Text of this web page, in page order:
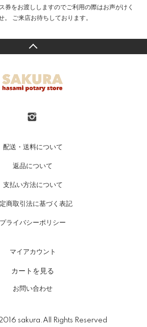
券をお渡ししますのでご利用の際はお声がけく
。 ご来店お待ちしております。
配送・送料について
返品について
支払い方法について
商取引法に基づく表記
プライバシーポリシー
マイアカウント
カートを見る
お問い合わせ
sakura.All Rights Reserved